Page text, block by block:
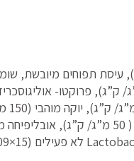
הרכב: טלה מיובש (40%), אורז (35%),